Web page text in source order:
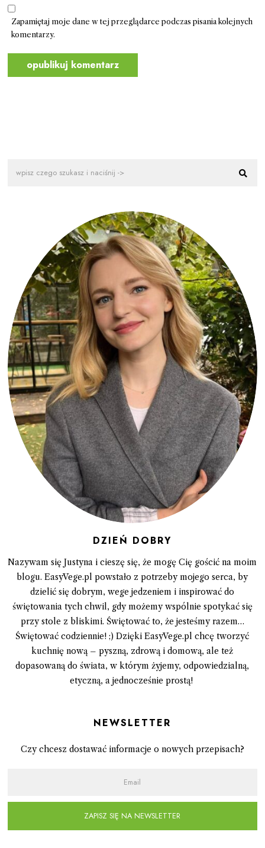
Zapamiętaj moje dane w tej przeglądarce podczas pisania kolejnych
komentarzy.
DZIEŃ DOBRY
Nazywam się Justyna i cieszę się, że mogę Cię gościć na moim
blogu. EasyVege.pl powstało z potrzeby mojego serca, by
dzielić się dobrym, wege jedzeniem i inspirować do
świętowania tych chwil, gdy możemy wspólnie spotykać się
przy stole z bliskimi. Świętować to, że jesteśmy razem…
Świętować codziennie! ;) Dzięki EasyVege.pl chcę tworzyć
kuchnię nową – pyszną, zdrową i domową, ale też
dopasowaną do świata, w którym żyjemy, odpowiedzialną,
etyczną, a jednocześnie prostą!
Newsletter
Czy chcesz dostawać informacje o nowych przepisach?
ZAPISZ SIĘ NA NEWSLETTER